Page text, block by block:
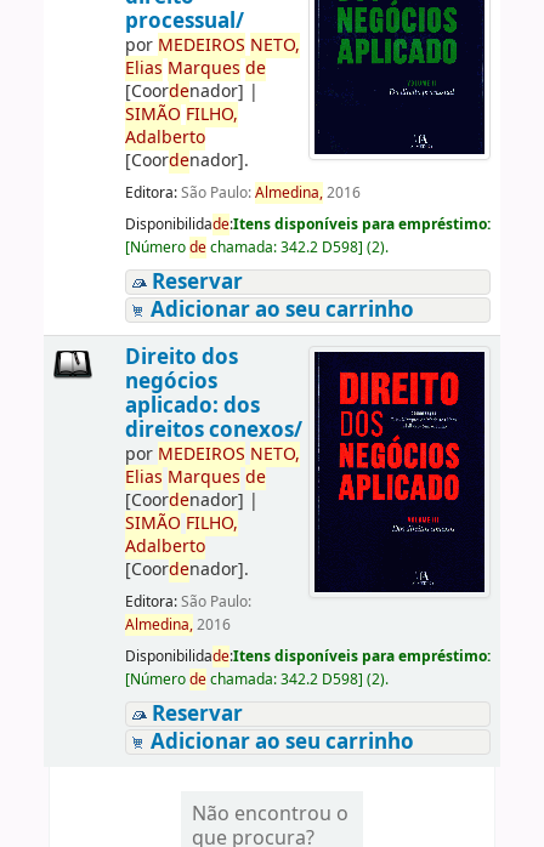
processual/
por MEDEIROS NETO,
Elias Marques de
[Coordenador] |
SIMÃO FILHO,
Adalberto
[Coordenador].
Editora:São Paulo:Almedina,2016
Disponibilidade:Itens disponíveis para empréstimo:
[Númerodechamada:342.2 D598] (2).
Reservar
Adicionar ao seu carrinho
Direito dos
negócios
aplicado: dos
direitos conexos/
por MEDEIROS NETO,
Elias Marques de
[Coordenador] |
SIMÃO FILHO,
Adalberto
[Coordenador].
Editora:São Paulo:
Almedina,2016
Disponibilidade:Itens disponíveis para empréstimo:
[Númerodechamada:342.2 D598] (2).
Reservar
Adicionar ao seu carrinho
Não encontrou o
que procura?